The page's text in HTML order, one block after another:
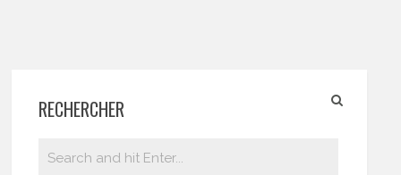
RECHERCHER